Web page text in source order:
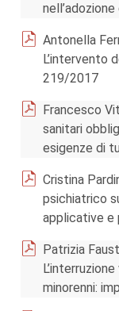
Antonella
L’intervento
219/2017
Francesco
sanitari
esigenze di
Cristina
psichiatrico
applicative e
Patrizia
minorenni: